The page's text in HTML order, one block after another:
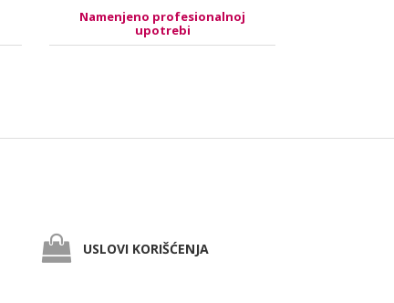
Namenjeno profesionalnoj
upotrebi
USLOVI KORIŠĆENJA